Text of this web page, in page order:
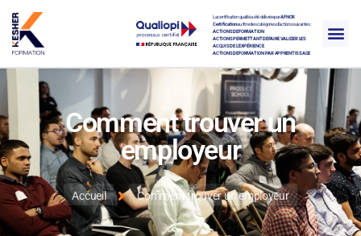
La certification qualité a été délivrée parAFNOR
Certificationau titre des catégories d’actions suivantes :
ACTIONS DE FORMATION
ACTIONS PERMETTANT DE FAIRE VALIDER LES
ACQUIS DE L’EXPÉRIENCE
ACTIONS DE FORMATION PAR APPRENTISSAGE
Comment trouver un
employeur
Accueil Comment trouver un employeur